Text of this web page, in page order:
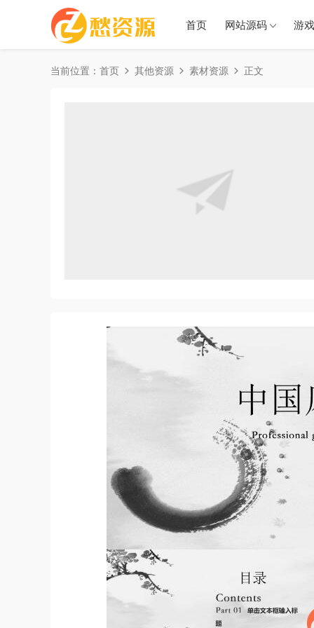
首页 网站源码 游
当前位置： 首页 其他资源 素材资源 正文